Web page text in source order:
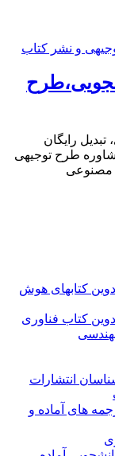
رایگان
طرح توجیهی
مصنوعی
کتابهای هوش
کتاب فناوری
انتشارات
های آماده و